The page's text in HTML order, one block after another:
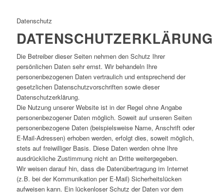
Datenschutz
DATENSCHUTZERKLÄRUNG
Die Betreiber dieser Seiten nehmen den Schutz Ihrer
persönlichen Daten sehr ernst. Wir behandeln Ihre
personenbezogenen Daten vertraulich und entsprechend der
gesetzlichen Datenschutzvorschriften sowie dieser
Datenschutzerklärung.
Die Nutzung unserer Website ist in der Regel ohne Angabe
personenbezogener Daten möglich. Soweit auf unseren Seiten
personenbezogene Daten (beispielsweise Name, Anschrift oder
E-Mail-Adressen) erhoben werden, erfolgt dies, soweit möglich,
stets auf freiwilliger Basis. Diese Daten werden ohne Ihre
ausdrückliche Zustimmung nicht an Dritte weitergegeben.
Wir weisen darauf hin, dass die Datenübertragung im Internet
(z.B. bei der Kommunikation per E-Mail) Sicherheitslücken
aufweisen kann. Ein lückenloser Schutz der Daten vor dem